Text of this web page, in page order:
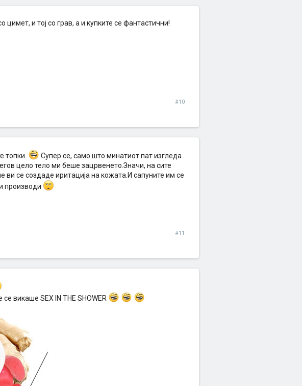
цимет, и тој со грав, а и купките се фантастични!
#10
топки.
Супер се, само што минатиот пат изгледа
цело тело ми беше зацрвенето.Значи, на сите
ви се создаде иритација на кожата.И сапуните им се
производи
#11
викаше SEX IN THE SHOWER